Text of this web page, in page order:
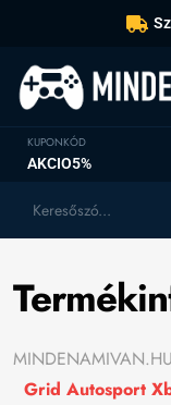
KUPONKÓD
AKCIO5%
MINDENAMIVAN.HU
Grid Autosport